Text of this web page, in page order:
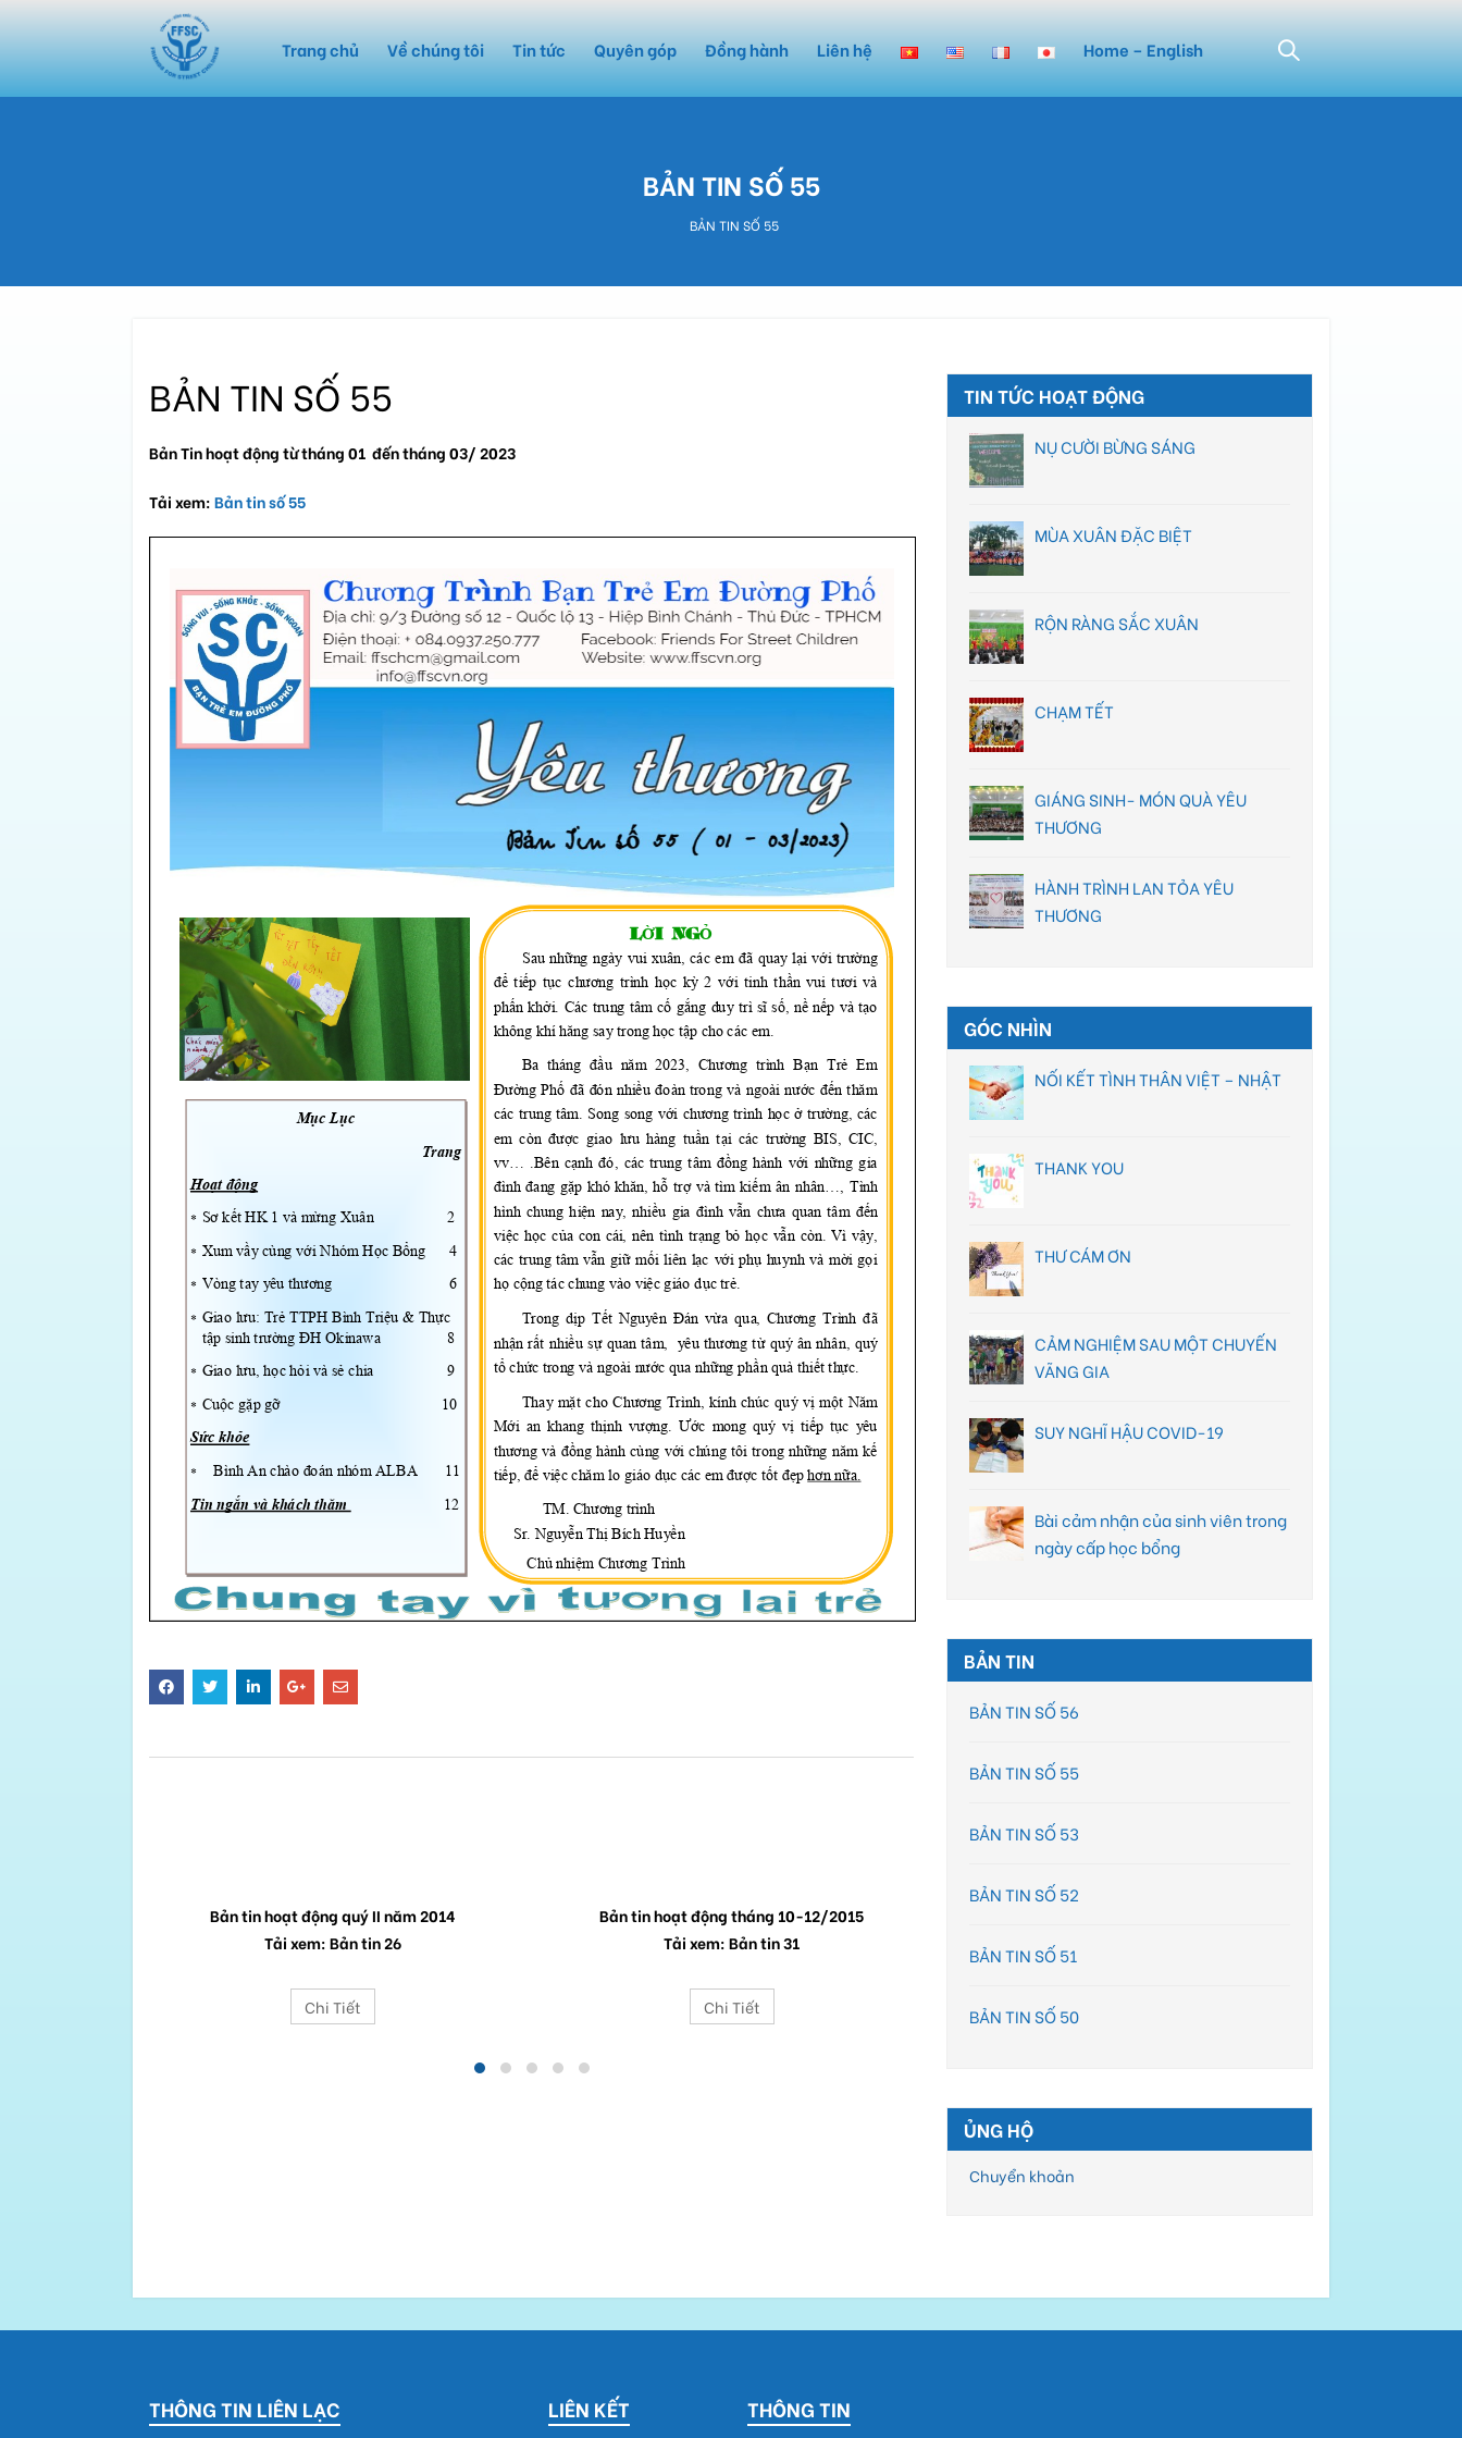
Trang chủ Về chúng tôi Tin tức Quyên góp Đồng hành Liên hệ Home – English
BẢN TIN SỐ 55
BẢN TIN SỐ 55
BẢN TIN SỐ 55
Bản Tin hoạt động từ tháng 01 đến tháng 03/ 2023
Tải xem:Bản tin số 55
Bản tin hoạt động quý II năm 2014
Tải xem: Bản tin 26
Chi Tiết
Bản tin hoạt động tháng 10-12/2015
Tải xem: Bản tin 31
Chi Tiết
TIN TỨC HOẠT ĐỘNG
NỤ CƯỜI BỪNG SÁNG
MÙA XUÂN ĐẶC BIỆT
RỘN RÀNG SẮC XUÂN
CHẠM TẾT
GIÁNG SINH- MÓN QUÀ YÊU
THƯƠNG
HÀNH TRÌNH LAN TỎA YÊU
THƯƠNG
GÓC NHÌN
NỐI KẾT TÌNH THÂN VIỆT – NHẬT
THANK YOU
THƯ CÁM ƠN
CẢM NGHIỆM SAU MỘT CHUYẾN
VÃNG GIA
SUY NGHĨ HẬU COVID-19
Bài cảm nhận của sinh viên trong
ngày cấp học bổng
BẢN TIN
BẢN TIN SỐ 56
BẢN TIN SỐ 55
BẢN TIN SỐ 53
BẢN TIN SỐ 52
BẢN TIN SỐ 51
BẢN TIN SỐ 50
ỦNG HỘ
Chuyển khoản
THÔNG TIN LIÊN LẠC LIÊN KẾT THÔNG TIN